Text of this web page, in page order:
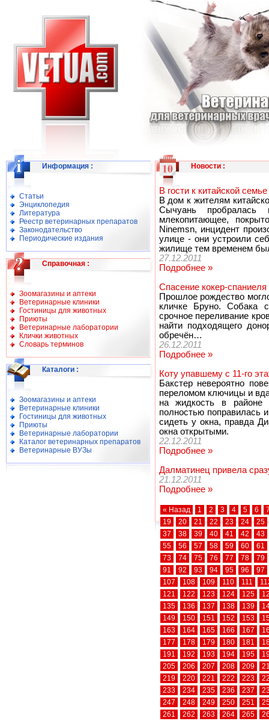
Информация :
Статьи
Энциклопедия
Литература
Реестр ветеринарных препаратов
Законодательство
Периодические издания
Справочная :
Зоомагазины и аптеки
Ветеринарные клиники
Гостиницы для животных
Приюты
Ветеринарные лаборатории
Клички животных
Словарь терминов
Каталоги :
Зоомагазины и аптеки
Ветеринарные клиники
Гостиницы для животных
Приюты
Ветеринарные лаборатории
Каталог ветеринарных препаратов
Ветеринарные ВУЗы
Новости:
В гости к китайской
В дом к жителям
Сычуань
млекопитающее,
Ninemsn, инцидент
улице - они устроили
жилище тем временем
27.12.2011
Подробнее »
Спасение кокер-спаниеля
Прошлое рождество
кличке Бруно. Собака
срочное переливание
найти подходящего
обречён…
26.12.2011
Подробнее »
Коту упавшему с 11-го
Бакстер невероятно
переломом ключицы и
на жидкость в районе
полностью поправилась
сидеть у окна, правда
окна открытыми.
22.12.2011
Подробнее »
Далматинец привела
21.12.2011
Подробнее »
« Назад 1 2 3 4 5 6
19
20 21 22 23 24
25
37
38 39 40 41 42
43
55
56 57 58 59 60
61
73
74 75 76 77 78
79
91
92 93 94 95 96
97
107
108 109 110 111
121
122 123 124 125
135
136 137 138 139
149
150 151 152 153
163
164 165 166 167
177
178 179 180 181
191
192 193 194 195
205
206 207 208 209
219
220 221 222 223
233
234 235 236 237
247
248 249 250 251
261
262 263 264 265